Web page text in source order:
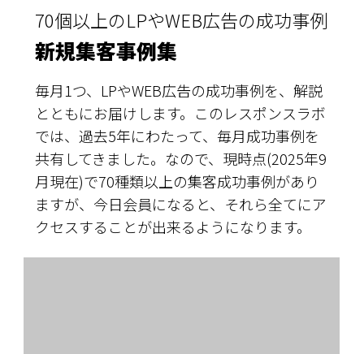
70個以上のLPやWEB広告の成功事例
新規集客事例集
毎月1つ、LPやWEB広告の成功事例を、解説
とともにお届けします。このレスポンスラボ
では、過去5年にわたって、毎月成功事例を
共有してきました。なので、現時点(2025年9
月現在)で70種類以上の集客成功事例があり
ますが、今日会員になると、それら全てにア
クセスすることが出来るようになります。